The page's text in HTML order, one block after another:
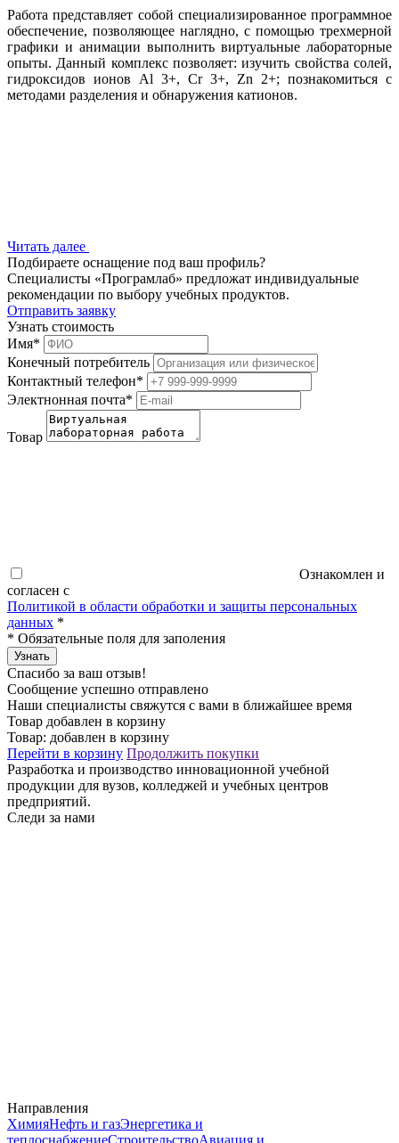
Работа представляет собой специализированное программное
обеспечение, позволяющее наглядно, с помощью трехмерной
графики и анимации выполнить виртуальные лабораторные
опыты. Данный комплекс позволяет: изучить свойства солей,
гидроксидов ионов Al 3+, Cr 3+, Zn 2+; познакомиться с
методами разделения и обнаружения катионов.
Читать далее
Подбираете оснащение под ваш профиль?
Специалисты «Програмлаб» предложат индивидуальные
рекомендации по выбору учебных продуктов.
Отправить заявку
Узнать стоимость
Имя*
Конечный потребитель
Контактный телефон*
Электнонная почта*
Товар
Ознакомлен и
согласен с
Политикой в области обработки и защиты персональных
данных *
* Обязательные поля для заполения
Узнать
Спасибо за ваш отзыв!
Сообщение успешно отправлено
Наши специалисты свяжутся с вами в ближайшее время
Товар добавлен в корзину
Товар: добавлен в корзину
Перейти в корзину Продолжить покупки
Разработка и производство инновационной учебной
продукции для вузов, колледжей и учебных центров
предприятий.
Следи за нами
Направления
ХимияНефть и газЭнергетика и
теплоснабжениеСтроительствоАвиация и